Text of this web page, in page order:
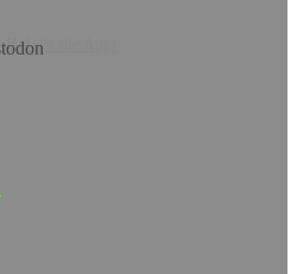
Hol dir die App!